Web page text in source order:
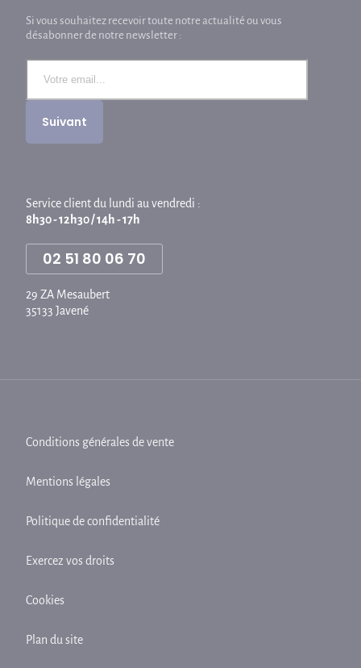
Si vous souhaitez recevoir toute notre actualité ou vous
désabonner de notre newsletter :
Service client du lundi au vendredi :
8h30 - 12h30 / 14h - 17h
02 51 80 06 70
29 ZA Mesaubert
35133 Javené
Conditions générales de vente
Mentions légales
Politique de confidentialité
Exercez vos droits
Cookies
Plan du site